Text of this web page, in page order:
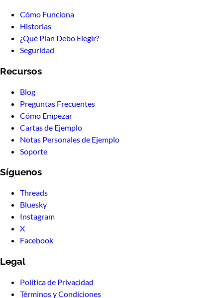
Cómo Funciona
Historias
¿Qué Plan Debo Elegir?
Seguridad
Recursos
Blog
Preguntas Frecuentes
Cómo Empezar
Cartas de Ejemplo
Notas Personales de Ejemplo
Soporte
Síguenos
Threads
Bluesky
Instagram
X
Facebook
Legal
Política de Privacidad
Términos y Condiciones